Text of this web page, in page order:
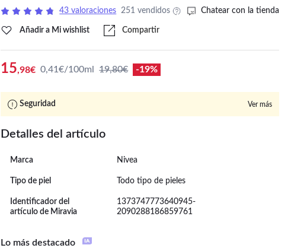
43 valoraciones 251 vendidos Chatear con la tienda
Añadir a Mi wishlist Compartir
15,98€ 0,41€/100ml 19,80€ -19%
Seguridad Ver más
Detalles del artículo
Marca Nivea
Tipo de piel Todo tipo de pieles
Identificador del
artículo de Miravia
1373747773640945-
2090288186859761
Lo más destacado